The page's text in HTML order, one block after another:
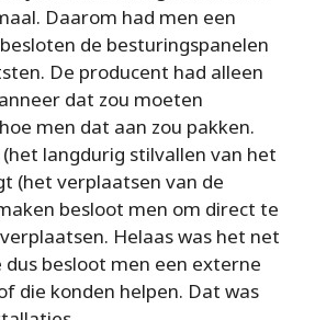
Daarom had men een
de besturingspanelen
De producent had alleen
dat zou moeten
men dat aan zou pakken.
langdurig stilvallen van het
(het verplaatsen van de
besloot men om direct te
Helaas was het net
besloot men een externe
die konden helpen. Dat was